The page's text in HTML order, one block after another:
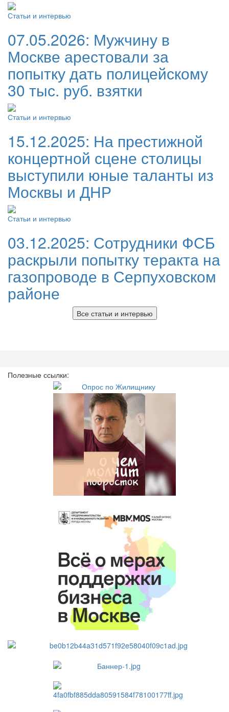
Статьи и интервью
07.05.2026: Мужчину в
Москве арестовали за
попытку дать полицейскому
30 тыс. руб. взятки
Статьи и интервью
15.12.2025: На престижной
концертной сцене столицы
выступили юные таланты из
Москвы и ДНР
Статьи и интервью
03.12.2025: Сотрудники ФСБ
раскрыли попытку теракта на
газопроводе в Серпуховском
районе
Все статьи и интервью
Полезные ссылки: